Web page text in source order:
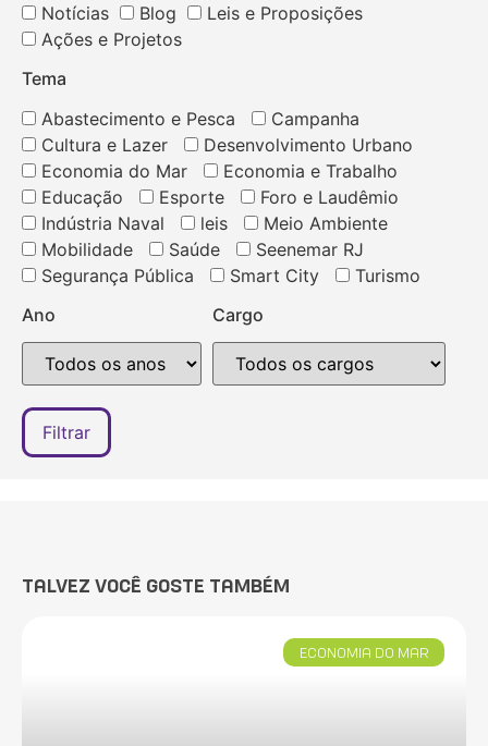
Notícias
Blog
Leis e Proposições
Ações e Projetos
Tema
Abastecimento e Pesca
Campanha
Cultura e Lazer
Desenvolvimento Urbano
Economia do Mar
Economia e Trabalho
Educação
Esporte
Foro e Laudêmio
Indústria Naval
leis
Meio Ambiente
Mobilidade
Saúde
Seenemar RJ
Segurança Pública
Smart City
Turismo
Ano
Cargo
TALVEZ VOCÊ GOSTE TAMBÉM
ECONOMIA DO MAR